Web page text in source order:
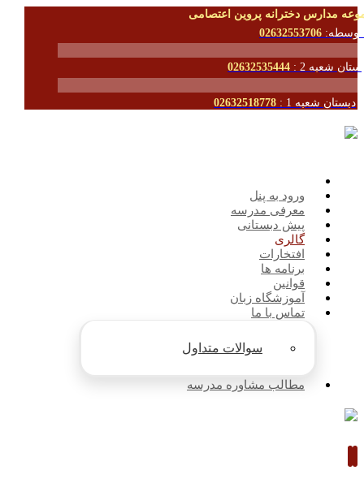
مدارس دخترانه پروین اعتصامی
02632553706
شعبه 2 : 02632535444
دبستان شعبه 1 : 02632518778
ورود به پنل
معرفی مدرسه
پیش دبستانی
گالری
افتخارات
برنامه ها
قوانین
آموزشگاه زبان
تماس با ما
سوالات متداول
مطالب مشاوره مدرسه